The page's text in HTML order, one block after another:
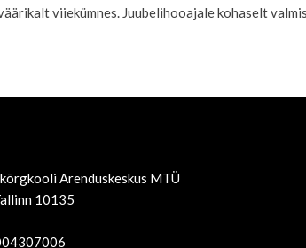
viiekümnes. Juubelihooajale kohaselt
Arenduskeskus MTÜ
10135